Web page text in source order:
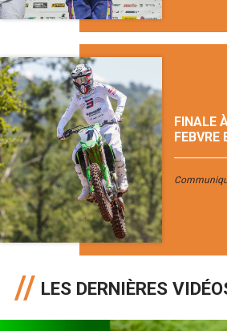
FINALE
FEBVRE
LES DERNIÈRES